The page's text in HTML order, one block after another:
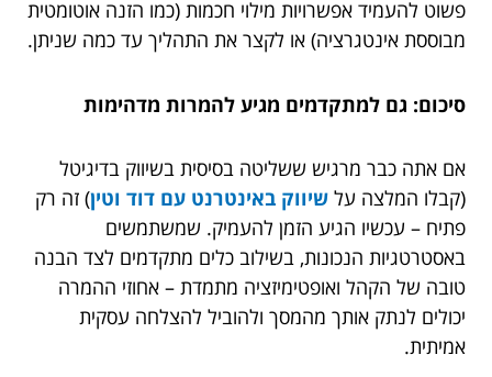
פשוט להעמיד אפשרויות מילוי חכמות (כמו הזנה אוטומטית
מבוססת אינטגרציה) או לקצר את התהליך עד כמה שניתן.
סיכום: גם למתקדמים מגיע להמרות מדהימות
אם אתה כבר מרגיש ששליטה בסיסית בשיווק בדיגיטל
(קבלו המלצה על שיווק באינטרנט עם דוד וטין) זה רק
פתיח – עכשיו הגיע הזמן להעמיק. שמשתמשים
באסטרטגיות הנכונות, בשילוב כלים מתקדמים לצד הבנה
טובה של הקהל ואופטימיזציה מתמדת – אחוזי ההמרה
יכולים לנתק אותך מהמסך ולהוביל להצלחה עסקית
אמיתית.